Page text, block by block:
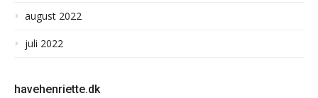
august 2022
juli 2022
havehenriette.dk